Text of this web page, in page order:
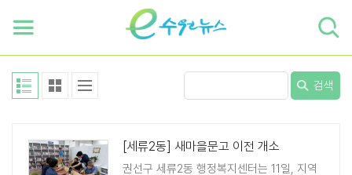
검색
[세류2동] 새마을문고 이전 개소
권선구 세류2동 행정복지센터는 11일, 지역